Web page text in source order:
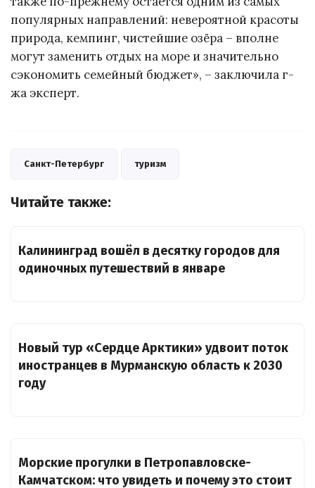
популярных направлений: невероятной красоты
природа, кемпинг, чистейшие озёра – вполне
могут заменить отдых на море и значительно
сэкономить семейный бюджет», – заключила г-
жа эксперт.
Санкт-Петербург туризм
Читайте также:
Калининград вошёл в десятку городов для
одиночных путешествий в январе
Новый тур «Сердце Арктики» удвоит поток
иностранцев в Мурманскую область к 2030
году
Морские прогулки в Петропавловске-
Камчатском: что увидеть и почему это стоит